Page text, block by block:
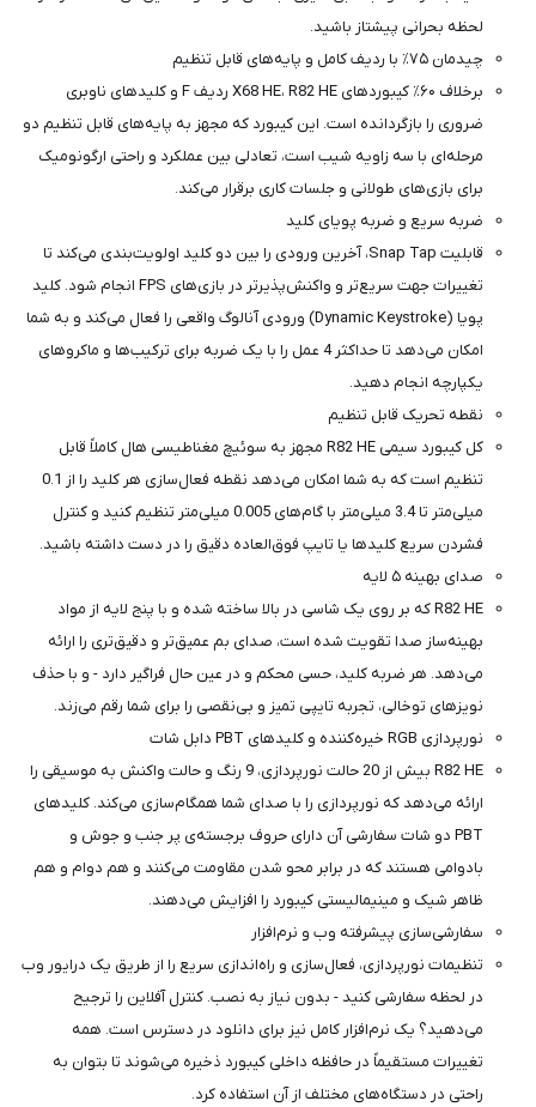
لحظه بحرانی پیشتاز باشید.
چیدمان ۷۵٪ با ردیف کامل و پایه‌های قابل تنظیم
برخلاف ۶۰٪ کیبوردهای X68 HE، R82 HE ردیف F و کلیدهای ناوبری
ضروری را بازگردانده است. این کیبورد که مجهز به پایه‌های قابل تنظیم دو
مرحله‌ای با سه زاویه شیب است، تعادلی بین عملکرد و راحتی ارگونومیک
برای بازی‌های طولانی و جلسات کاری برقرار می‌کند.
ضربه سریع و ضربه پویای کلید
قابلیت Snap Tap، آخرین ورودی را بین دو کلید اولویت‌بندی می‌کند تا
تغییرات جهت سریع‌تر و واکنش‌پذیرتر در بازی‌های FPS انجام شود. کلید
پویا (Dynamic Keystroke) ورودی آنالوگ واقعی را فعال می‌کند و به شما
امکان می‌دهد تا حداکثر 4 عمل را با یک ضربه برای ترکیب‌ها و ماکروهای
یکپارچه انجام دهید.
نقطه تحریک قابل تنظیم
کل کیبورد سیمی R82 HE مجهز به سوئیچ مغناطیسی هال کاملاً قابل
تنظیم است که به شما امکان می‌دهد نقطه فعال‌سازی هر کلید را از 0.1
میلی‌متر تا 3.4 میلی‌متر با گام‌های 0.005 میلی‌متر تنظیم کنید و کنترل
فشردن سریع کلیدها یا تایپ فوق‌العاده دقیق را در دست داشته باشید.
صدای بهینه ۵ لایه
R82 HE که بر روی یک شاسی در بالا ساخته شده و با پنج لایه از مواد
بهینه‌ساز صدا تقویت شده است، صدای بم عمیق‌تر و دقیق‌تری را ارائه
می‌دهد. هر ضربه کلید، حسی محکم و در عین حال فراگیر دارد - و با حذف
نویزهای توخالی، تجربه تایپی تمیز و بی‌نقصی را برای شما رقم می‌زند.
نورپردازی RGB خیره‌کننده و کلیدهای PBT دابل شات
R82 HE بیش از 20 حالت نورپردازی، 9 رنگ و حالت واکنش به موسیقی را
ارائه می‌دهد که نورپردازی را با صدای شما همگام‌سازی می‌کند. کلیدهای
PBT دو شات سفارشی آن دارای حروف برجسته‌ی پر جنب و جوش و
بادوامی هستند که در برابر محو شدن مقاومت می‌کنند و هم دوام و هم
ظاهر شیک و مینیمالیستی کیبورد را افزایش می‌دهند.
سفارشی‌سازی پیشرفته وب و نرم‌افزار
تنظیمات نورپردازی، فعال‌سازی و راه‌اندازی سریع را از طریق یک درایور وب
در لحظه سفارشی کنید - بدون نیاز به نصب. کنترل آفلاین را ترجیح
می‌دهید؟ یک نرم‌افزار کامل نیز برای دانلود در دسترس است. همه
تغییرات مستقیماً در حافظه داخلی کیبورد ذخیره می‌شوند تا بتوان به
راحتی در دستگاه‌های مختلف از آن استفاده کرد.